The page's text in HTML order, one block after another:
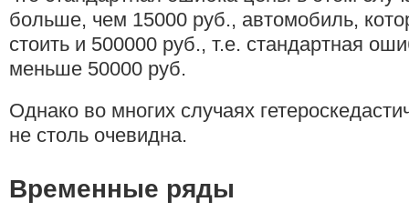
больше, чем 15000 руб., автомобиль,
стоить и 500000 руб., т.е. стандартная
меньше 50000 руб.
Однако во многих случаях
не столь очевидна.
Временные ряды